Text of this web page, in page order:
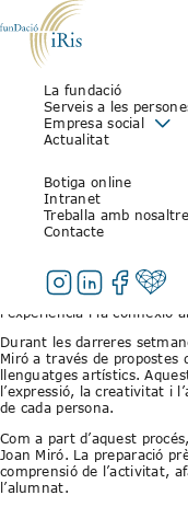
La fundació
Serveis a les
Empresa social
Actualitat
Botiga online
Intranet
Treballa amb
Contacte
DE
24
la connecta amb una
A l’Escola Especial Iris,
l’experiència i la connexió
Durant les darreres
Miró a través de propostes
llenguatges artístics.
l’expressió, la creativitat i
de cada persona.
Com a part d’aquest
Joan Miró. La preparació
comprensió de l’activitat,
l’alumnat.